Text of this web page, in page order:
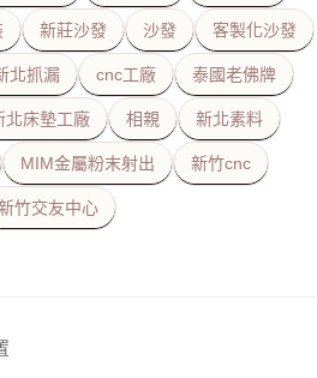
新莊沙發 沙發 客製化沙發
北抓漏 cnc工廠 泰國老佛牌
北床墊工廠 相親 新北素料
MIM金屬粉末射出 新竹cnc
竹交友中心